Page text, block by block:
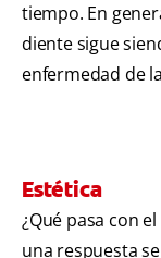
tiempo. En
diente sigue
enfermedad de
Estética
¿Qué pasa con
una respuesta